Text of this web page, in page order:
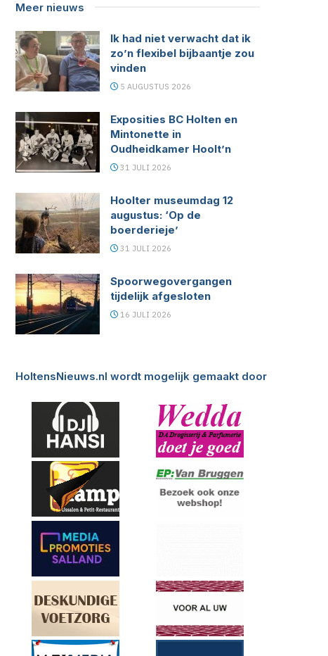
Meer nieuws
Ik had niet verwacht dat ik
zo’n flexibel bijbaantje zou
vinden
5 AUGUSTUS 2026
Exposities BC Holten en
Mintonette in
Oudheidkamer Hoolt’n
31 JULI 2026
Hoolter museumdag 12
augustus: ‘Op de
boerderieje’
31 JULI 2026
Spoorwegovergangen
tijdelijk afgesloten
16 JULI 2026
HoltensNieuws.nl wordt mogelijk gemaakt door